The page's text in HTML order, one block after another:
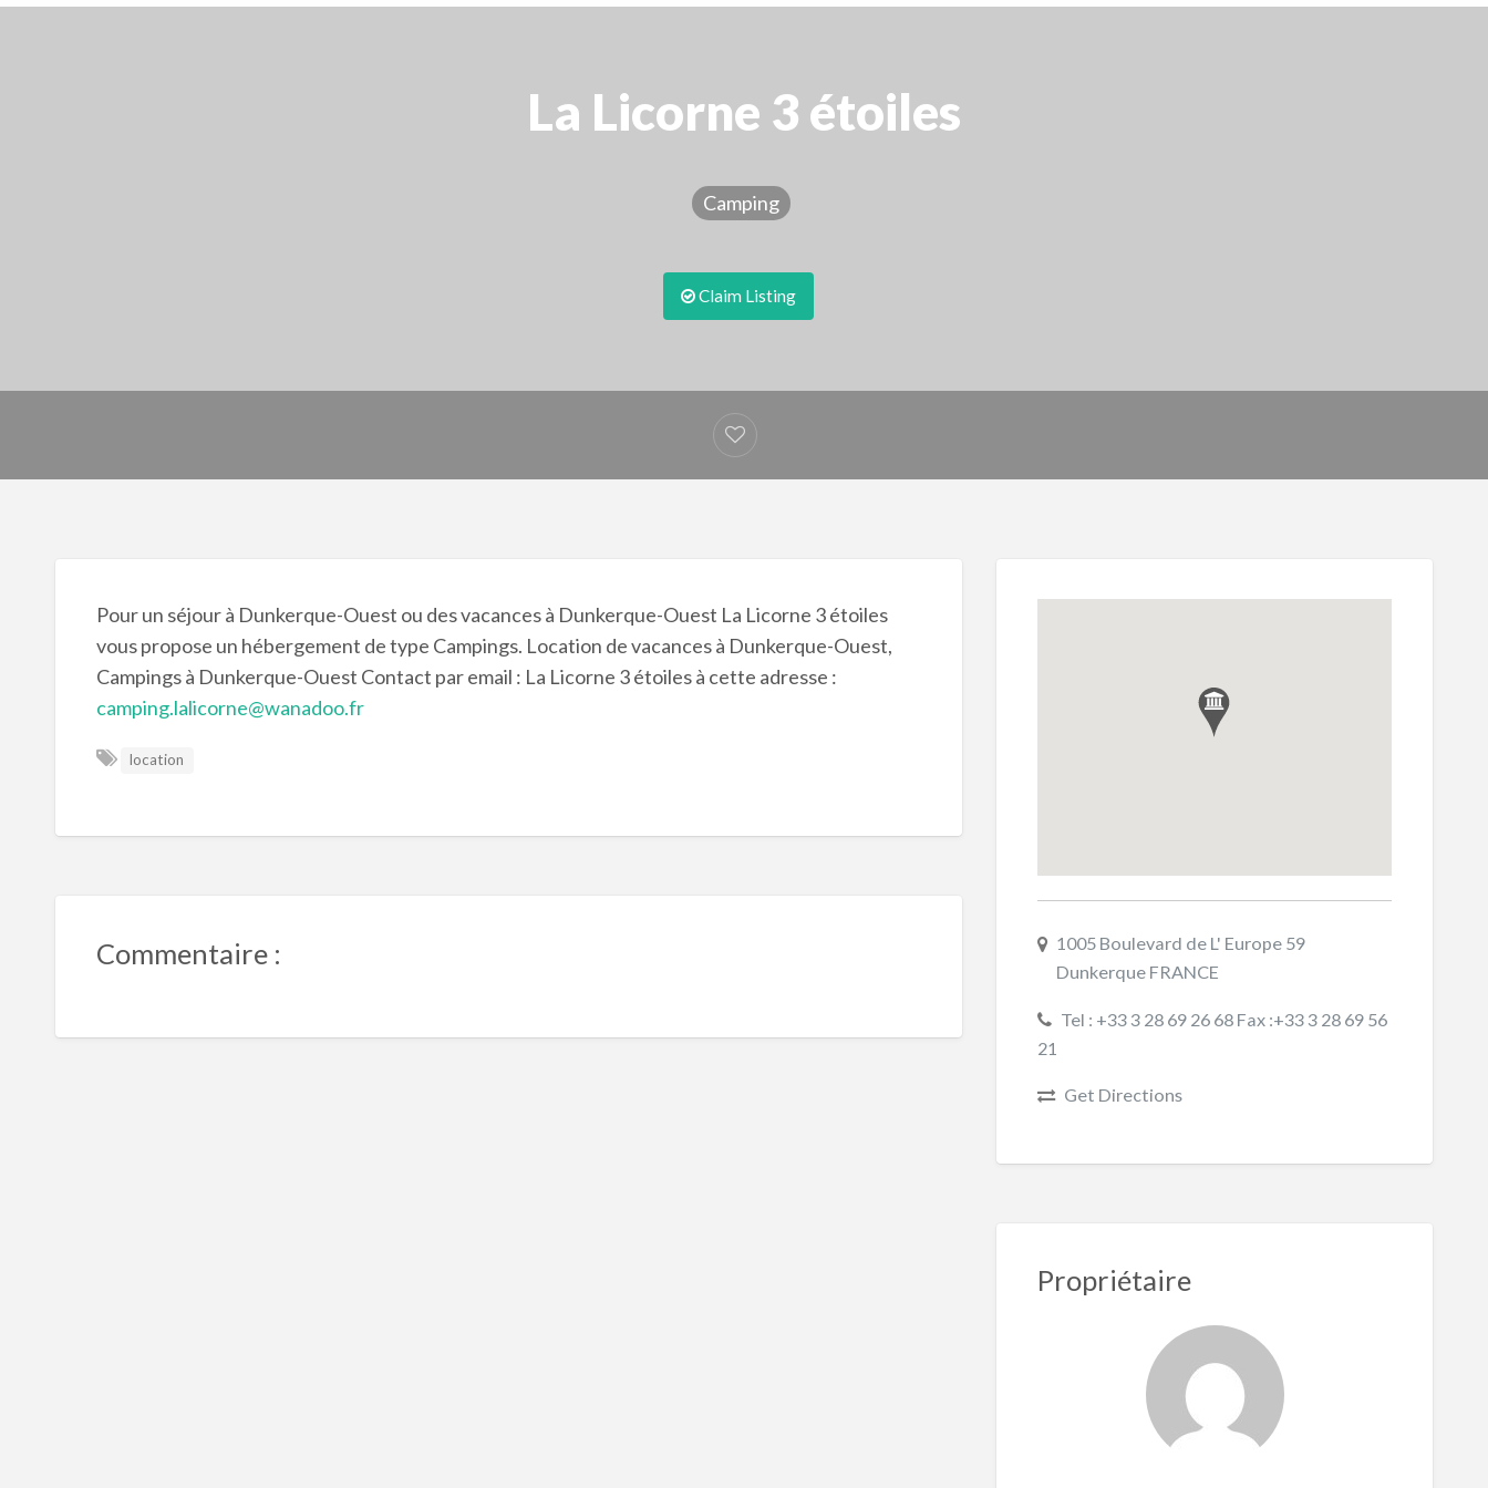
La Licorne 3 étoiles
Camping
Claim Listing
Pour un séjour à Dunkerque-Ouest ou des vacances à Dunkerque-Ouest La Licorne 3 étoiles
vous propose un hébergement de type Campings. Location de vacances à Dunkerque-Ouest,
Campings à Dunkerque-Ouest Contact par email : La Licorne 3 étoiles à cette adresse :
camping.lalicorne@wanadoo.fr
location
Commentaire :
1005 Boulevard de L' Europe 59
Dunkerque FRANCE
Tel : +33 3 28 69 26 68 Fax :+33 3 28 69 56
21
Get Directions
Propriétaire